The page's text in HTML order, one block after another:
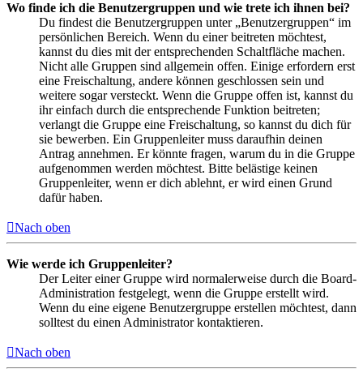
Wo finde ich die Benutzergruppen und wie trete ich ihnen bei?
Du findest die Benutzergruppen unter „Benutzergruppen“ im
persönlichen Bereich. Wenn du einer beitreten möchtest,
kannst du dies mit der entsprechenden Schaltfläche machen.
Nicht alle Gruppen sind allgemein offen. Einige erfordern erst
eine Freischaltung, andere können geschlossen sein und
weitere sogar versteckt. Wenn die Gruppe offen ist, kannst du
ihr einfach durch die entsprechende Funktion beitreten;
verlangt die Gruppe eine Freischaltung, so kannst du dich für
sie bewerben. Ein Gruppenleiter muss daraufhin deinen
Antrag annehmen. Er könnte fragen, warum du in die Gruppe
aufgenommen werden möchtest. Bitte belästige keinen
Gruppenleiter, wenn er dich ablehnt, er wird einen Grund
dafür haben.
Nach oben
Wie werde ich Gruppenleiter?
Der Leiter einer Gruppe wird normalerweise durch die Board-
Administration festgelegt, wenn die Gruppe erstellt wird.
Wenn du eine eigene Benutzergruppe erstellen möchtest, dann
solltest du einen Administrator kontaktieren.
Nach oben